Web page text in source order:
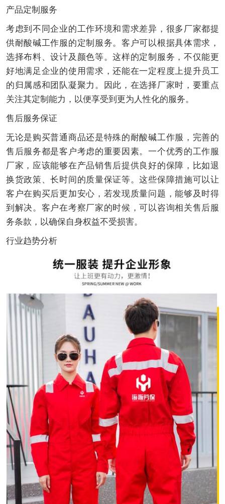
产品定制服务
考虑到不同企业的工作环境和需求差异，很多厂家都提
供耐酸碱工作服的定制服务。客户可以根据具体需求，
选择布料、设计及颜色等。这样的定制服务，不仅能更
好地满足企业的使用需求，还能在一定程度上提升员工
的归属感和团队凝聚力。因此，在选择厂家时，要重点
关注其定制能力，以便享受到更为人性化的服务。
售后服务保证
无论是购买普通商品还是特殊的耐酸碱工作服，完善的
售后服务都是客户考虑的重要因素。一个优秀的工作服
厂家，应该能够在产品销售后提供良好的保障，比如退
换货政策、长时间的质量保证等。这些保障措施可以让
客户在购买后更加安心，若发现质量问题，能够及时得
到解决。客户在考察厂家的时候，可以咨询相关售后服
务条款，以确保自身权益不受损害。
行业趋势分析